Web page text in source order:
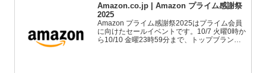
Amazon.co.jp | Amazon プライム感謝祭
2025
Amazon プライム感謝祭2025はプライム会員
に向けたセールイベントです。10/7 火曜0時か
ら10/10 金曜23時59分まで、トップブランド